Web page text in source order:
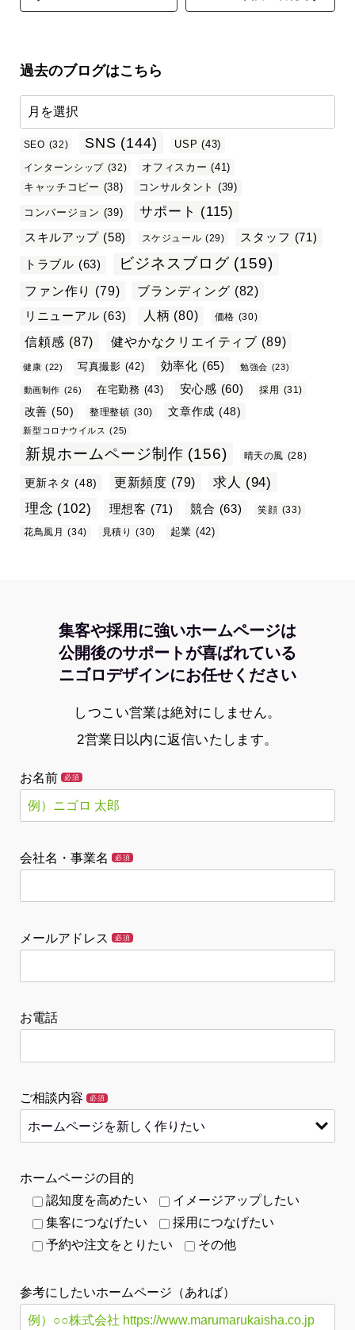
過去のブログはこちら
SEO (32) SNS (144) USP (43)
インターンシップ (32) オフィスカー (41)
キャッチコピー (38) コンサルタント (39)
コンバージョン (39) サポート (115)
スキルアップ (58) スケジュール (29) スタッフ (71)
トラブル (63) ビジネスブログ (159)
ファン作り (79) ブランディング (82)
リニューアル (63) 人柄 (80) 価格 (30)
信頼感 (87) 健やかなクリエイティブ (89)
健康 (22) 写真撮影 (42) 効率化 (65) 勉強会 (23)
動画制作 (26) 在宅勤務 (43) 安心感 (60) 採用 (31)
改善 (50) 整理整頓 (30) 文章作成 (48)
新型コロナウイルス (25)
新規ホームページ制作 (156) 晴天の風 (28)
更新ネタ (48) 更新頻度 (79) 求人 (94)
理念 (102) 理想客 (71) 競合 (63) 笑顔 (33)
花鳥風月 (34) 見積り (30) 起業 (42)
集客や採用に強いホームページは
公開後のサポートが喜ばれている
ニゴロデザインにお任せください
しつこい営業は絶対にしません。
2営業日以内に返信いたします。
お名前 必須
会社名・事業名 必須
メールアドレス 必須
お電話
ご相談内容 必須
ホームページの目的
認知度を高めたい
イメージアップしたい
集客につなげたい
採用につなげたい
予約や注文をとりたい
その他
参考にしたいホームページ（あれば）